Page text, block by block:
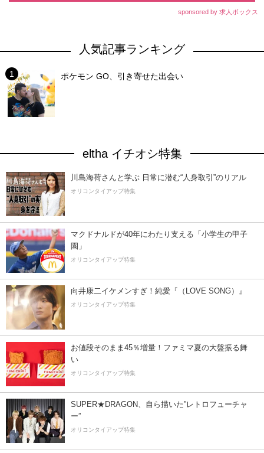
sponsored by 求人ボックス
人気記事ランキング
ポケモン GO、引き寄せた出会い
eltha イチオシ特集
川島海荷さんと学ぶ 日常に潜む“人身取引”のリアル
オリコンタイアップ特集
マクドナルドが40年にわたり支える「小学生の甲子
園」
オリコンタイアップ特集
向井康二イケメンすぎ！純愛『（LOVE SONG）』
オリコンタイアップ特集
お値段そのまま45％増量！ファミマ夏の大盤振る舞
い
オリコンタイアップ特集
SUPER★DRAGON、自ら描いた”レトロフューチャ
ー”
オリコンタイアップ特集